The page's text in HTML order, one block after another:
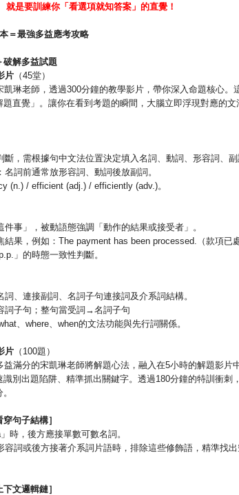
就是要訓練你「看選項就知答案」的直覺！
＝最強多益應考攻略
破解多益試題
片 （45堂）
凱琳老師，透過300分鐘的教學影片，帶你深入命題核心。
直覺」。讓你在看到考題的瞬間，大腦立即浮現對應的文
，需根據句中文法位置決定填入名詞、動詞、形容詞、副
詞前通常放形容詞、動詞後放副詞。
(n.) / efficient (adj.) / efficiently (adv.)。
事」，被動語態強調「動作的結果或接受者」。
果，例如：The payment has been processed.（款項已處
」的時態一致性判斷。
、連接副詞、名詞子句連接詞及介系詞結構。
子句；整句當受詞→名詞子句
、where、when的文法功能與先行詞關係。
片 （100題）
益滿分的宋凱琳老師將解題心法，融入在5小時的解題影片
別出題陷阱、精準抓出關鍵字。透過180分鐘的特訓衝刺
句子結構］
時，後方應接單數可數名詞。
容詞或後方接著介系詞片語時，排除這些修飾語，精準找出
文邏輯鏈］